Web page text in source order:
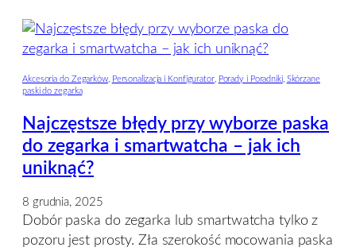
Akcesoria do Zegarków, Personalizacja i Konfigurator, Porady i Poradniki, Skórzane
paski do zegarka
Najczęstsze błędy przy wyborze paska
do zegarka i smartwatcha – jak ich
uniknąć?
8 grudnia, 2025
Dobór paska do zegarka lub smartwatcha tylko z
pozoru jest prosty. Zła szerokość mocowania paska